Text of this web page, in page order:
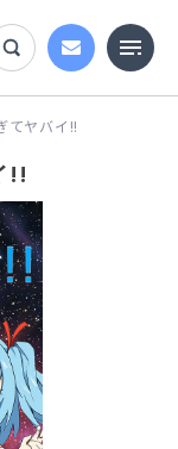
てヤバイ!!
!!